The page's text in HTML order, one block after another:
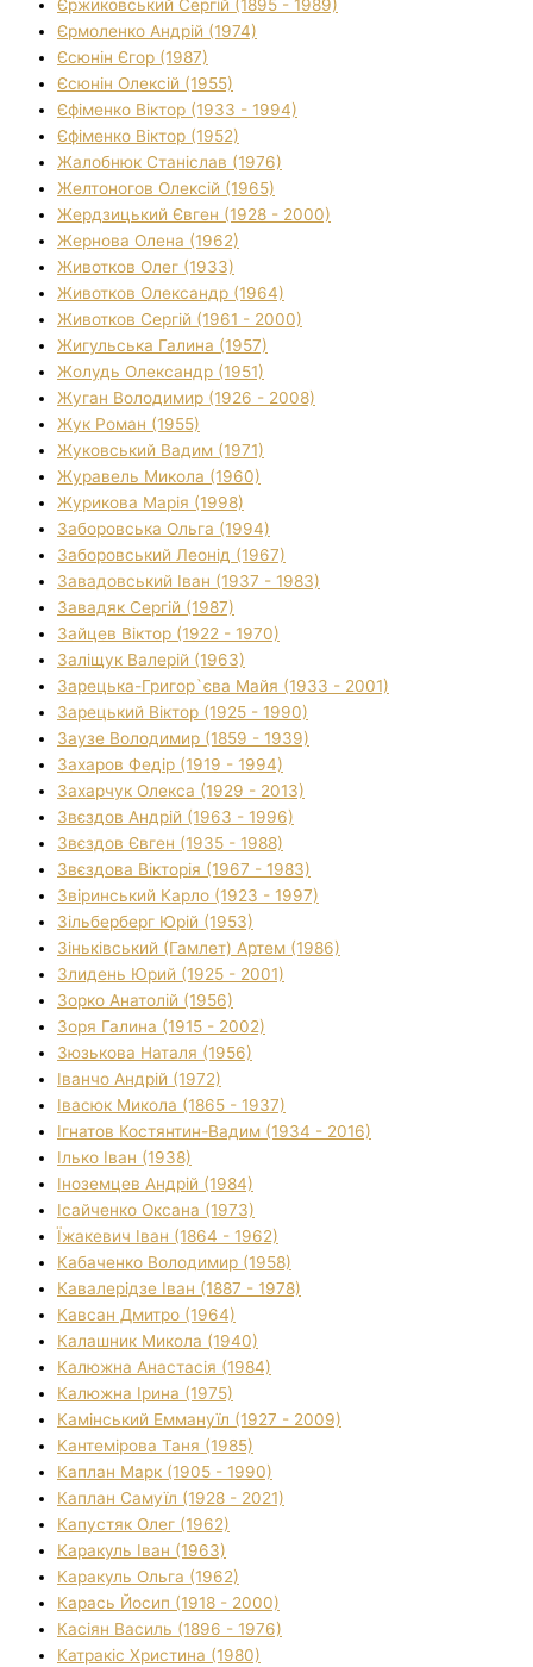
Єржиковський Сергій (1895 - 1989)
Єрмоленко Андрій (1974)
Єсюнін Єгор (1987)
Єсюнін Олексій (1955)
Єфіменко Віктор (1933 - 1994)
Єфіменко Віктор (1952)
Жалобнюк Станіслав (1976)
Желтоногов Олексій (1965)
Жердзицький Євген (1928 - 2000)
Жернова Олена (1962)
Животков Олег (1933)
Животков Олександр (1964)
Животков Сергій (1961 - 2000)
Жигульська Галина (1957)
Жолудь Олександр (1951)
Жуган Володимир (1926 - 2008)
Жук Роман (1955)
Жуковський Вадим (1971)
Журавель Микола (1960)
Журикова Марія (1998)
Заборовська Ольга (1994)
Заборовський Леонід (1967)
Завадовський Іван (1937 - 1983)
Завадяк Сергій (1987)
Зайцев Віктор (1922 - 1970)
Заліщук Валерій (1963)
Зарецька-Григор`єва Майя (1933 - 2001)
Зарецький Віктор (1925 - 1990)
Заузе Володимир (1859 - 1939)
Захаров Федір (1919 - 1994)
Захарчук Олекса (1929 - 2013)
Звєздов Андрій (1963 - 1996)
Звєздов Євген (1935 - 1988)
Звєздова Вікторія (1967 - 1983)
Звіринський Карло (1923 - 1997)
Зільберберг Юрій (1953)
Зіньківський (Гамлет) Артем (1986)
Злидень Юрий (1925 - 2001)
Зорко Анатолій (1956)
Зоря Галина (1915 - 2002)
Зюзькова Наталя (1956)
Іванчо Андрій (1972)
Івасюк Микола (1865 - 1937)
Ігнатов Костянтин-Вадим (1934 - 2016)
Ілько Іван (1938)
Іноземцев Андрій (1984)
Ісайченко Оксана (1973)
Їжакевич Іван (1864 - 1962)
Кабаченко Володимир (1958)
Кавалерідзе Іван (1887 - 1978)
Кавсан Дмитро (1964)
Калашник Микола (1940)
Калюжна Анастасія (1984)
Калюжна Ірина (1975)
Камінський Еммануїл (1927 - 2009)
Кантемірова Таня (1985)
Каплан Марк (1905 - 1990)
Каплан Самуїл (1928 - 2021)
Капустяк Олег (1962)
Каракуль Іван (1963)
Каракуль Ольга (1962)
Карась Йосип (1918 - 2000)
Касіян Василь (1896 - 1976)
Катракіс Христина (1980)